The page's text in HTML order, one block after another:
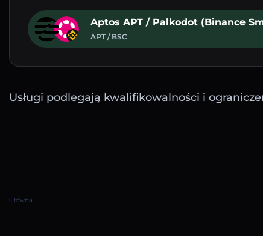
Aptos APT / Palkodot (Binance
APT / BSC
Usługi podlegają kwalifikowalności i
Główna